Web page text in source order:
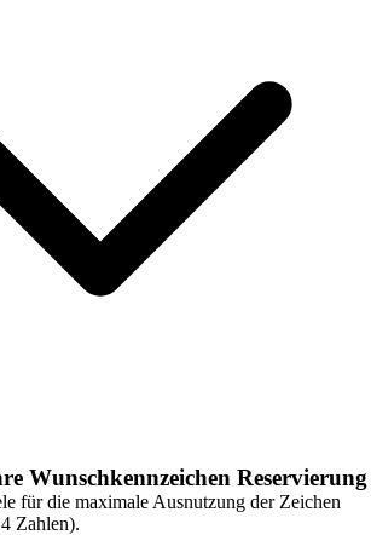
Wunschkennzeichen Reservierung
für die maximale Ausnutzung der Zeichen
Zahlen).